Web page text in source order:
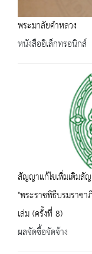
พระมาลัยคำหลวง
หนังสืออิเล็กทรอนิกส์
สัญญาเเก้ไขเพิ่มเติม
"พระราชพิธีบรมราชา
เล่ม (ครั้งที่ 8)
ผลจัดซื้อจัดจ้าง